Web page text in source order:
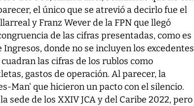
el único que se atrevió a decirlo fue el
y Franz Wever de la FPN que llegó
de las cifras presentadas, como es
donde no se incluyen los excedentes
las cifras de los rublos como
gastos de operación. Al parecer, la
Man' que hicieron un pacto con el silencio.
sede de los XXIV JCA y del Caribe 2022, pero